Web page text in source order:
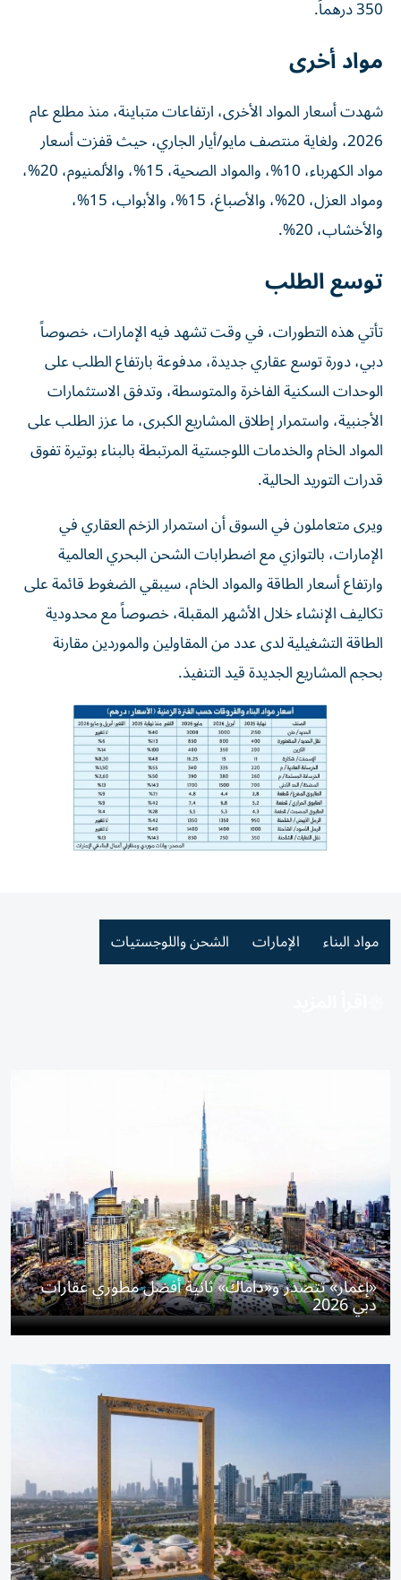
350 درهماً.
مواد أخرى
شهدت أسعار المواد الأخرى، ارتفاعات متباينة، منذ مطلع عام
2026، ولغاية منتصف مايو/أيار الجاري، حيث قفزت أسعار
مواد الكهرباء، 10%، والمواد الصحية، 15%، والألمنيوم، 20%،
ومواد العزل، 20%، والأصباغ، 15%، والأبواب، 15%،
والأخشاب، 20%.
توسع الطلب
تأتي هذه التطورات، في وقت تشهد فيه الإمارات، خصوصاً
دبي، دورة توسع عقاري جديدة، مدفوعة بارتفاع الطلب على
الوحدات السكنية الفاخرة والمتوسطة، وتدفق الاستثمارات
الأجنبية، واستمرار إطلاق المشاريع الكبرى، ما عزز الطلب على
المواد الخام والخدمات اللوجستية المرتبطة بالبناء بوتيرة تفوق
قدرات التوريد الحالية.
ويرى متعاملون في السوق أن استمرار الزخم العقاري في
الإمارات، بالتوازي مع اضطرابات الشحن البحري العالمية
وارتفاع أسعار الطاقة والمواد الخام، سيبقي الضغوط قائمة على
تكاليف الإنشاء خلال الأشهر المقبلة، خصوصاً مع محدودية
الطاقة التشغيلية لدى عدد من المقاولين والموردين مقارنة
بحجم المشاريع الجديدة قيد التنفيذ.
مواد البناء الإمارات الشحن واللوجستيات
«إعمار» تتصدر و«داماك» ثانية أفضل مطوري عقارات
دبي 2026